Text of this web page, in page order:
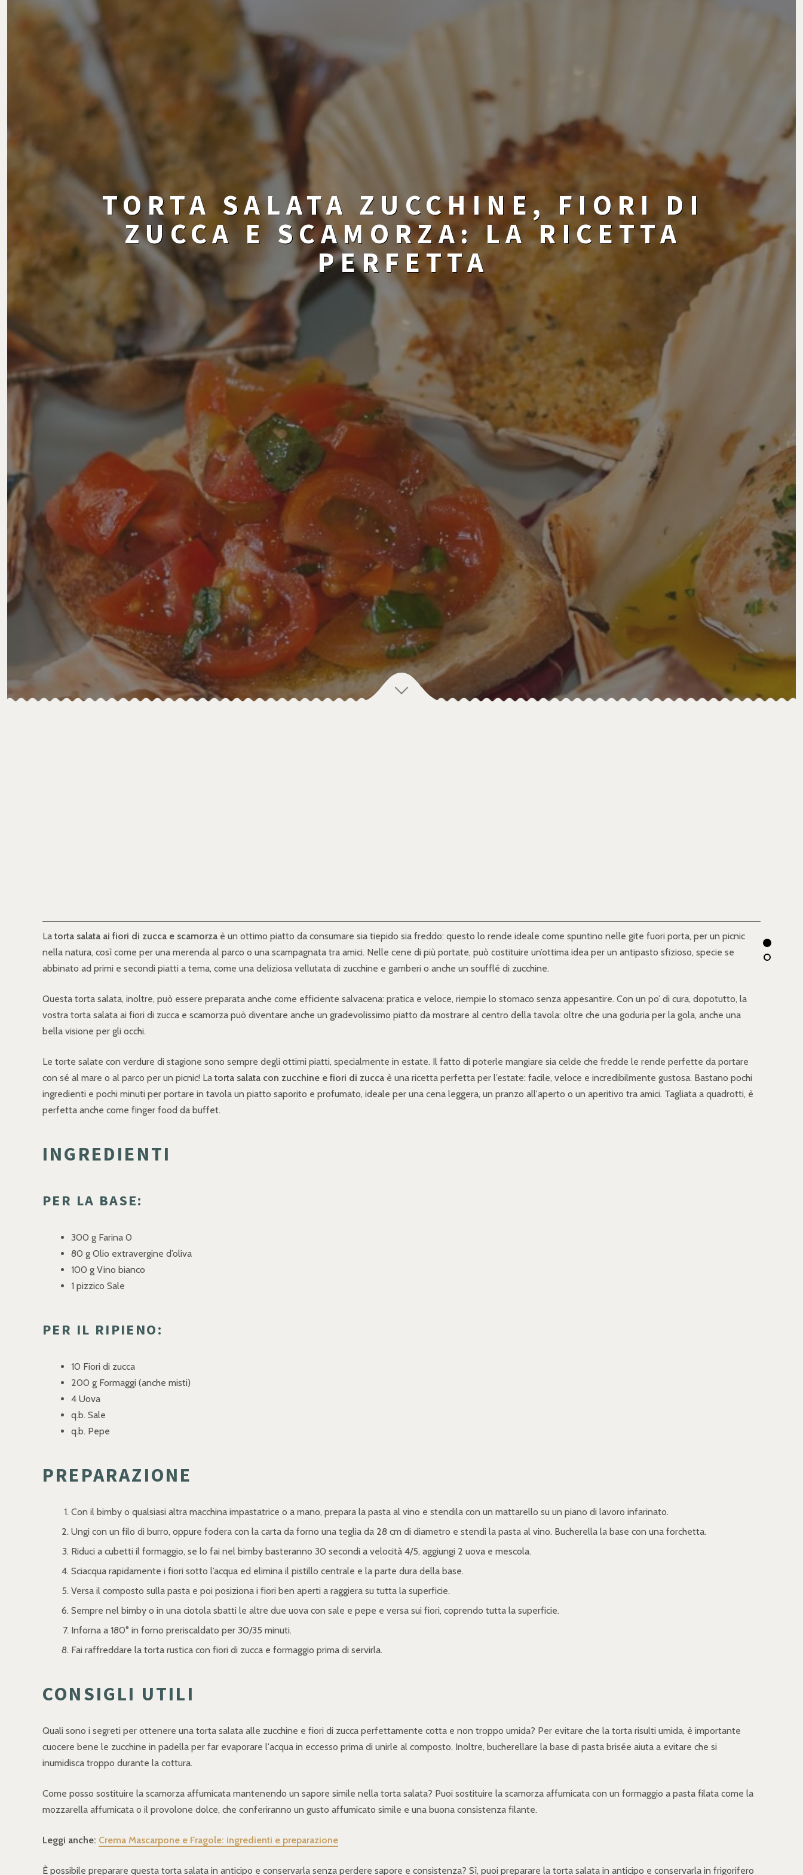
TORTA SALATA ZUCCHINE, FIORI DI
ZUCCA E SCAMORZA: LA RICETTA
PERFETTA
La torta salata ai fiori di zucca e scamorza è un ottimo piatto da consumare sia tiepido sia freddo: questo lo rende ideale come spuntino nelle gite fuori porta, per un picnic
nella natura, così come per una merenda al parco o una scampagnata tra amici. Nelle cene di più portate, può costituire un’ottima idea per un antipasto sfizioso, specie se
abbinato ad primi e secondi piatti a tema, come una deliziosa vellutata di zucchine e gamberi o anche un soufflé di zucchine.
Questa torta salata, inoltre, può essere preparata anche come efficiente salvacena: pratica e veloce, riempie lo stomaco senza appesantire. Con un po’ di cura, dopotutto, la
vostra torta salata ai fiori di zucca e scamorza può diventare anche un gradevolissimo piatto da mostrare al centro della tavola: oltre che una goduria per la gola, anche una
bella visione per gli occhi.
Le torte salate con verdure di stagione sono sempre degli ottimi piatti, specialmente in estate. Il fatto di poterle mangiare sia celde che fredde le rende perfette da portare
con sé al mare o al parco per un picnic! La torta salata con zucchine e fiori di zucca è una ricetta perfetta per l’estate: facile, veloce e incredibilmente gustosa. Bastano pochi
ingredienti e pochi minuti per portare in tavola un piatto saporito e profumato, ideale per una cena leggera, un pranzo all'aperto o un aperitivo tra amici. Tagliata a quadrotti, è
perfetta anche come finger food da buffet.
INGREDIENTI
PER LA BASE:
300 g Farina 0
80 g Olio extravergine d’oliva
100 g Vino bianco
1 pizzico Sale
PER IL RIPIENO:
10 Fiori di zucca
200 g Formaggi (anche misti)
4 Uova
q.b. Sale
q.b. Pepe
PREPARAZIONE
Con il bimby o qualsiasi altra macchina impastatrice o a mano, prepara la pasta al vino e stendila con un mattarello su un piano di lavoro infarinato.
Ungi con un filo di burro, oppure fodera con la carta da forno una teglia da 28 cm di diametro e stendi la pasta al vino. Bucherella la base con una forchetta.
Riduci a cubetti il formaggio, se lo fai nel bimby basteranno 30 secondi a velocità 4/5, aggiungi 2 uova e mescola.
Sciacqua rapidamente i fiori sotto l’acqua ed elimina il pistillo centrale e la parte dura della base.
Versa il composto sulla pasta e poi posiziona i fiori ben aperti a raggiera su tutta la superficie.
Sempre nel bimby o in una ciotola sbatti le altre due uova con sale e pepe e versa sui fiori, coprendo tutta la superficie.
Inforna a 180° in forno preriscaldato per 30/35 minuti.
Fai raffreddare la torta rustica con fiori di zucca e formaggio prima di servirla.
CONSIGLI UTILI
Quali sono i segreti per ottenere una torta salata alle zucchine e fiori di zucca perfettamente cotta e non troppo umida? Per evitare che la torta risulti umida, è importante
cuocere bene le zucchine in padella per far evaporare l'acqua in eccesso prima di unirle al composto. Inoltre, bucherellare la base di pasta brisée aiuta a evitare che si
inumidisca troppo durante la cottura.
Come posso sostituire la scamorza affumicata mantenendo un sapore simile nella torta salata? Puoi sostituire la scamorza affumicata con un formaggio a pasta filata come la
mozzarella affumicata o il provolone dolce, che conferiranno un gusto affumicato simile e una buona consistenza filante.
Leggi anche: Crema Mascarpone e Fragole: ingredienti e preparazione
È possibile preparare questa torta salata in anticipo e conservarla senza perdere sapore e consistenza? Sì, puoi preparare la torta salata in anticipo e conservarla in frigorifero